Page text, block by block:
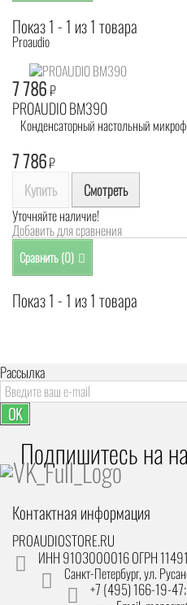
Показ 1 - 1 из 1 товара
Proaudio
7 786₽
PROAUDIO BM390
Конденсаторный настольный
7 786₽
Купить Смотреть
Уточняйте наличие!
Добавить для сравнения
Сравнить (0)
Показ 1 - 1 из 1 товара
Рассылка
OK
Подпишитесь на
Контактная информация
PROAUDIOSTORE.RU
ИНН 9103000016 ОГРН
Санкт-Петербург,ул.
+7 (495) 166-19-